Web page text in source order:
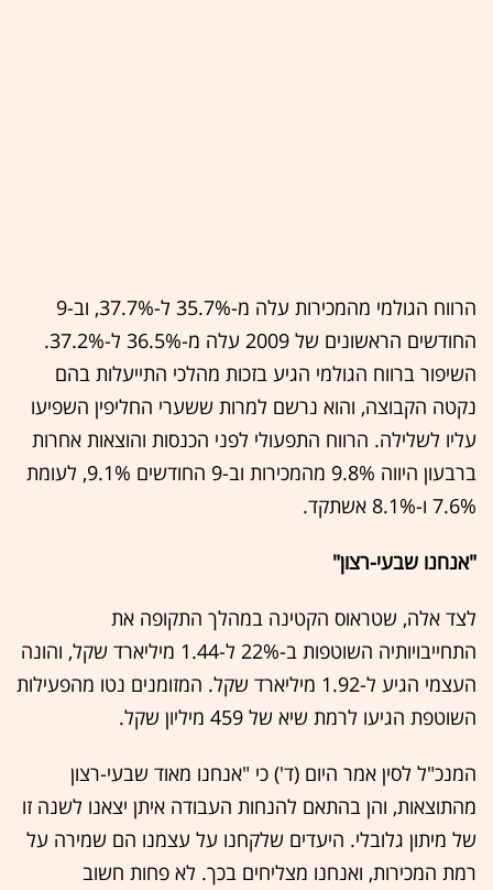
הרווח הגולמי מהמכירות עלה מ-35.7% ל-37.7%, וב-9
החודשים הראשונים של 2009 עלה מ-36.5% ל-37.2%.
השיפור ברווח הגולמי הגיע בזכות מהלכי התייעלות בהם
נקטה הקבוצה, והוא נרשם למרות ששערי החליפין השפיעו
עליו לשלילה. הרווח התפעולי לפני הכנסות והוצאות אחרות
ברבעון היווה 9.8% מהמכירות וב-9 החודשים 9.1%, לעומת
7.6% ו-8.1% אשתקד.
"אנחנו שבעי-רצון"
לצד אלה, שטראוס הקטינה במהלך התקופה את
התחייבויותיה השוטפות ב-22% ל-1.44 מיליארד שקל, והונה
העצמי הגיע ל-1.92 מיליארד שקל. המזומנים נטו מהפעילות
השוטפת הגיעו לרמת שיא של 459 מיליון שקל.
המנכ"ל לסין אמר היום (ד') כי "אנחנו מאוד שבעי-רצון
מהתוצאות, והן בהתאם להנחות העבודה איתן יצאנו לשנה זו
של מיתון גלובלי. היעדים שלקחנו על עצמנו הם שמירה על
רמת המכירות, ואנחנו מצליחים בכך. לא פחות חשוב